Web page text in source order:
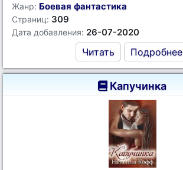
Жанр: Боевая фантастика
Страниц: 309
Дата добавления: 26-07-2020
Читать Подробнее
Капучинка